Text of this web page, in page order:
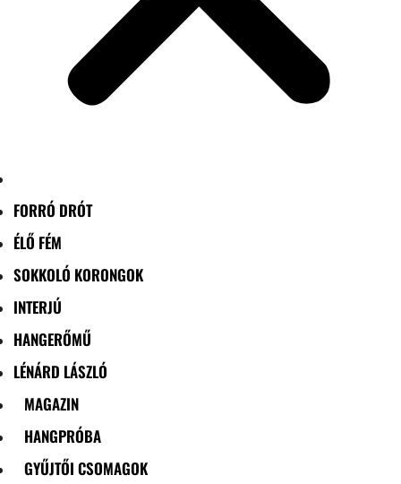
FORRÓ DRÓT
ÉLŐ FÉM
SOKKOLÓ KORONGOK
INTERJÚ
HANGERŐMŰ
LÉNÁRD LÁSZLÓ
MAGAZIN
HANGPRÓBA
GYŰJTŐI CSOMAGOK